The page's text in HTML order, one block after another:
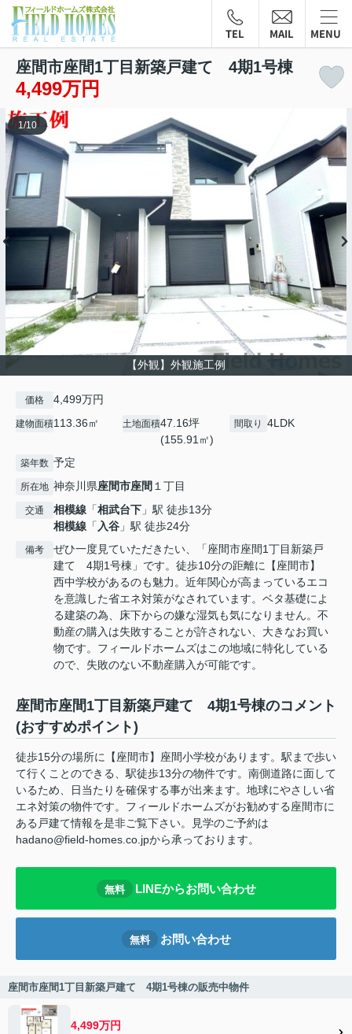
TEL MAIL MENU
座間市座間1丁目新築戸建て 4期1号棟
4,499万円
【外観】外観施工例
1/10
価格 4,499万円
建物面積113.36㎡ 土地面積47.16坪
(155.91㎡)
間取り 4LDK
築年数 予定
所在地 神奈川県座間市座間 １丁目
交通 相模線 「相武台下 」駅 徒歩13分
相模線 「 入谷 」駅 徒歩24分
備考
ぜひ一度見ていただきたい、「座間市座間1丁目新築戸
建て 4期1号棟」です。徒歩10分の距離に【座間市】
西中学校があるのも魅力。近年関心が高まっているエコ
を意識した省エネ対策がなされています。ベタ基礎によ
る建築の為、床下からの嫌な湿気も気になりません。不
動産の購入は失敗することが許されない、大きなお買い
物です。フィールドホームズはこの地域に特化している
ので、失敗のない不動産購入が可能です。
座間市座間1丁目新築戸建て 4期1号棟のコメント
(おすすめポイント)
徒歩15分の場所に【座間市】座間小学校があります。駅まで歩い
て行くことのできる、駅徒歩13分の物件です。南側道路に面して
いるため、日当たりを確保する事が出来ます。地球にやさしい省
エネ対策の物件です。フィールドホームズがお勧めする座間市に
ある戸建て情報を是非ご覧下さい。見学のご予約は
hadano@field-homes.co.jpから承っております。
無料 LINEからお問い合わせ
無料 お問い合わせ
座間市座間1丁目新築戸建て 4期1号棟の販売中物件
4,499万円